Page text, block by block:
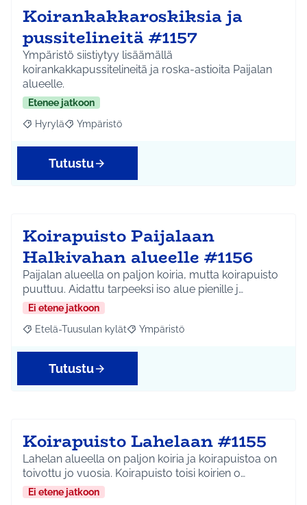
Koirankakkaroskiksia ja
pussitelineitä #1157
Ympäristö siistiytyy lisäämällä
koirankakkapussitelineitä ja roska-astioita Paijalan
alueelle.
Etenee jatkoon
Rajaa tulokset aihepiirin mukaan: Hyrylä
Hyrylä Rajaa tulokset teeman mukaan: Ympäristö
Ympäristö
Tutustu
Koirapuisto Paijalaan
Halkivahan alueelle #1156
Paijalan alueella on paljon koiria, mutta koirapuisto
puuttuu. Aidattu tarpeeksi iso alue pienille j…
Ei etene jatkoon
Rajaa tulokset aihepiirin mukaan: Etelä-Tuusulan kylät
Etelä-Tuusulan kylät Rajaa tulokset teeman mukaan:
Ympäristö
Tutustu
Koirapuisto Lahelaan #1155
Lahelan alueella on paljon koiria ja koirapuistoa on
toivottu jo vuosia. Koirapuisto toisi koirien o…
Ei etene jatkoon